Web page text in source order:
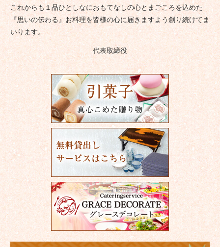
これからも１品ひとしなにおもてなしの心とまごころを込めた
『思いの伝わる』お料理を皆様の心に届きますよう創り続けてま
いります。
代表取締役